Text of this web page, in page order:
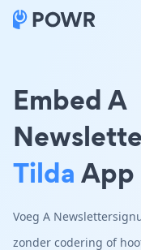
Embed A
TildaApp
Voeg A
zonder codering of